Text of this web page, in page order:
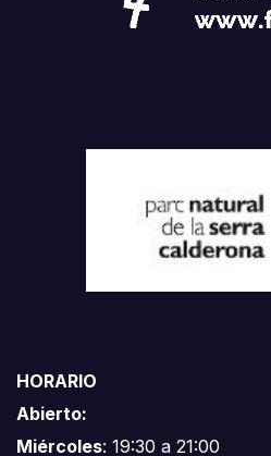
HORARIO
Abierto:
Miércoles: 19:30 a 21:00